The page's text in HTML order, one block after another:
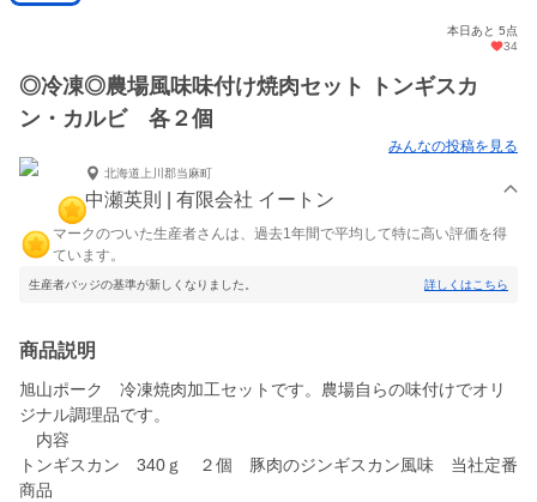
本日あと 5点
34
◎冷凍◎農場風味味付け焼肉セット トンギスカ
ン・カルビ 各２個
みんなの投稿を見る
北海道上川郡当麻町
中瀬英則 | 有限会社 イートン
マークのついた生産者さんは、過去1年間で平均して特に高い評価を得
ています。
生産者バッジの基準が新しくなりました。 詳しくはこちら
商品説明
旭山ポーク 冷凍焼肉加工セットです。農場自らの味付けでオリ
ジナル調理品です。
内容
トンギスカン 340ｇ ２個 豚肉のジンギスカン風味 当社定番
商品